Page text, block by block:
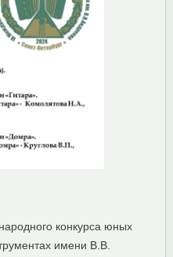
конкурса юных
имени В.В.